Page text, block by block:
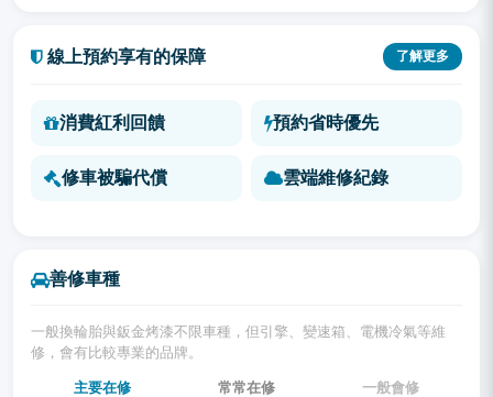
線上預約享有的保障 了解更多
消費紅利回饋 預約省時優先
修車被騙代償 雲端維修紀錄
善修車種
一般換輪胎與鈑金烤漆不限車種，但引擎、變速箱、電機冷氣等維
修，會有比較專業的品牌。
主要在修
常常在修
一般會修